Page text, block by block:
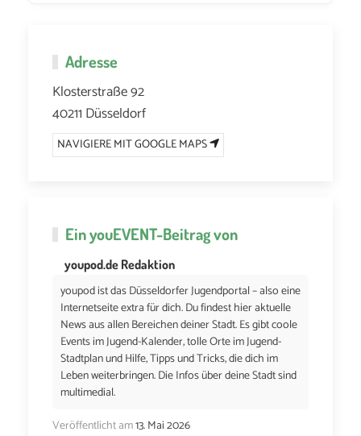
Adresse
Klosterstraße 92
40211 Düsseldorf
NAVIGIERE MIT GOOGLE MAPS
EinyouEVENT-Beitrag von
youpod.de Redaktion
youpod ist das Düsseldorfer Jugendportal – also eine
Internetseite extra für dich. Du findest hier aktuelle
News aus allen Bereichen deiner Stadt. Es gibt coole
Events im Jugend-Kalender, tolle Orte im Jugend-
Stadtplan und Hilfe, Tipps und Tricks, die dich im
Leben weiterbringen. Die Infos über deine Stadt sind
multimedial.
Veröffentlicht am13. Mai 2026